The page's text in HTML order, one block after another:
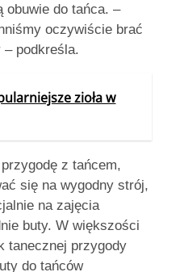
obuwie do tańca. –
oczywiście brać
– podkreśla.
zioła w
z tańcem,
się na wygodny strój,
na zajęcia
buty. W większości
tanecznej przygody
do tańców